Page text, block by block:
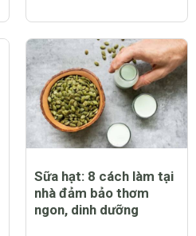
Sữa hạt: 8 cách làm tại
nhà đảm bảo thơm
ngon, dinh dưỡng